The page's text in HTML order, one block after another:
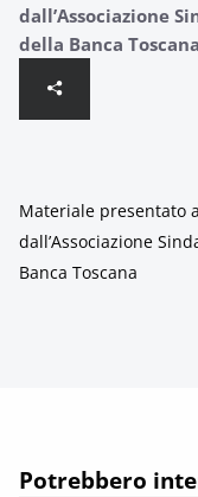
dall’Associazione
della Banca Toscana
Materiale presentato
dall’Associazione
Banca Toscana
Potrebbero